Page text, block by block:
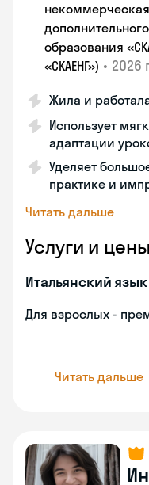
образования
«СКАЕНГ») • 2026
Жила и
Использует
адаптации
Уделяет
практике и
Читать дальше
Услуги и цены
Итальянский язык
Для взрослых -
Читать дальше